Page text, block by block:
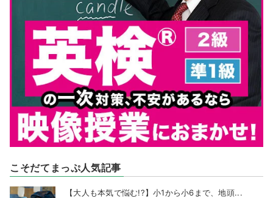
こそだてまっぷ人気記事
【大人も本気で悩む!?】小1から小6まで、地頭...